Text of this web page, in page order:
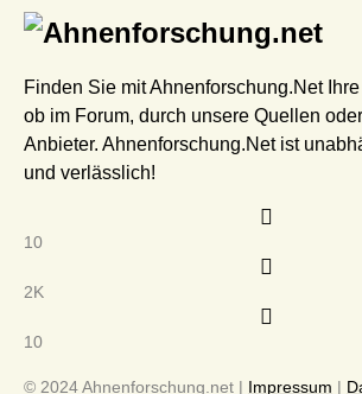
Finden Sie mit Ahnenforschung.Net Ihre
ob im Forum, durch unsere Quellen
Anbieter. Ahnenforschung.Net ist
und verlässlich!
10
2K
10
© 2024 Ahnenforschung.net | Impressum |